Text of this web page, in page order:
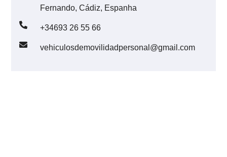
Fernando, Cádiz, Espanha
+34693 26 55 66
vehiculosdemovilidadpersonal@gmail.com